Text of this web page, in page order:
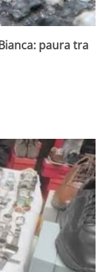
paura tra